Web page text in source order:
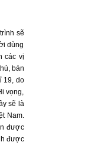
sẽ
dùng
các vị
bản
19, do
vọng,
sẽ là
Nam.
được
được